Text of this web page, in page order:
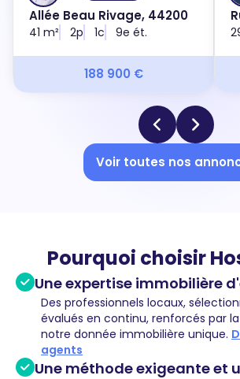
Allée Beau Rivage, 44200
41 m² 2p 1c 9e ét.
188 900 €
Voir toutes nos
Pourquoi choisir
Une expertise immobilière
Des professionnels locaux,
évalués en continu, renforcés par
notre donnée immobilière unique.
agents
Une méthode exigeante et